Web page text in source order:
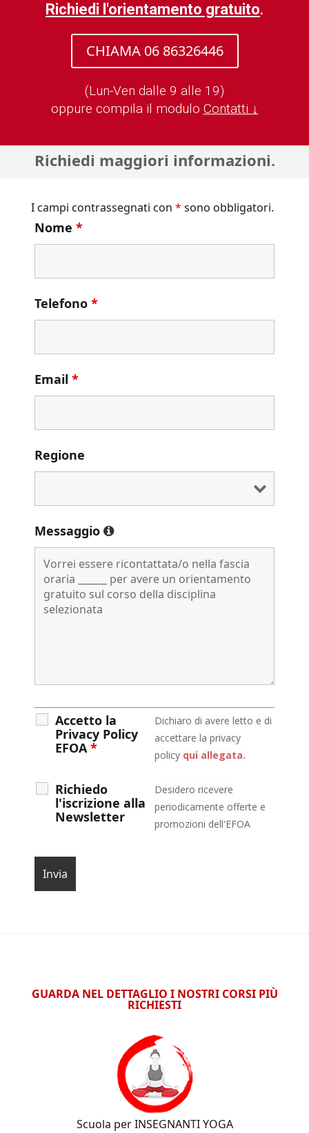
Richiedi l'orientamento gratuito.
CHIAMA 06 86326446
(Lun-Ven dalle 9 alle 19)
oppure compila il modulo Contatti ↓
Richiedi maggiori informazioni.
I campi contrassegnati con * sono obbligatori.
Nome *
Telefono *
Email *
Regione
Messaggio
Accetto la
Privacy Policy
EFOA*
Dichiaro di avere letto e di
accettare la privacy
policy qui allegata.
Richiedo
l'iscrizione alla
Newsletter
Desidero ricevere
periodicamente offerte e
promozioni dell'EFOA
GUARDA NEL DETTAGLIO I NOSTRI CORSI PIÙ
RICHIESTI
Scuola per INSEGNANTI YOGA